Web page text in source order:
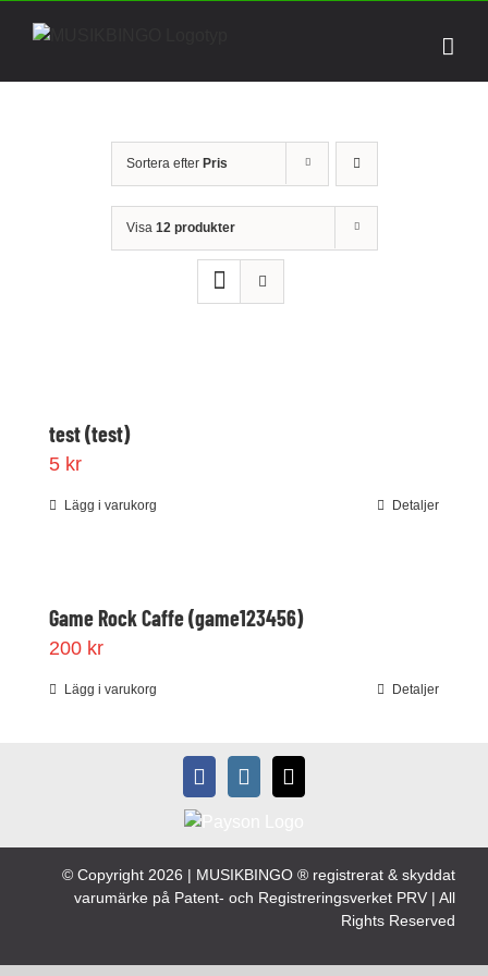
Sortera efter Pris
Visa 12 produkter
test (test)
5 kr
Lägg i varukorg Detaljer
Game Rock Caffe (game123456)
200 kr
Lägg i varukorg Detaljer
© Copyright 2026 | MUSIKBINGO ® registrerat & skyddat
varumärke på Patent- och Registreringsverket PRV | All
Rights Reserved